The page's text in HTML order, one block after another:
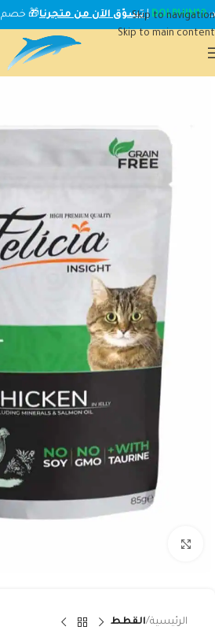
Skip to navigation
Skip to main content
DOLPHIN10
|تسوّق الآن من متجرنا🎁 خصم 10% للطلبات فوق 50,000 د.ع | استخدم الكود:
الرئيسية القطط